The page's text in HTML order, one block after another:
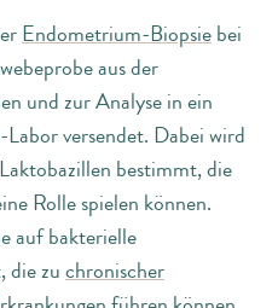
Endometrium-Biopsiebei
aus der
und zur Analyse in ein
versendet. Dabei wird
bestimmt, die
Rolle spielen können.
auf bakterielle
die zuchronischer